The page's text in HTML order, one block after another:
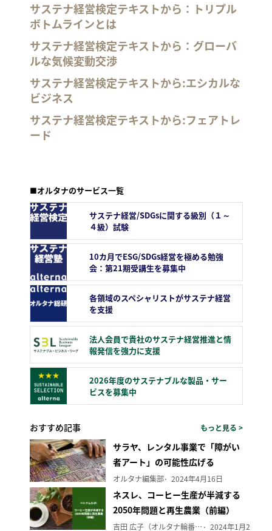
サステナ経営検定テキストから：トリプル
ボトムラインとは
サステナ経営検定テキストから：グローバ
ルな気候変動交渉
サステナ経営検定テキストから:エシカルな
ビジネス
サステナ経営検定テキストから:フェアトレ
ード
■オルタナのサービス一覧
サステナ経営/SDGsに関する級別（１～
４級）試験
10カ月でESG/SDGs経営を極める勉強
会：第21期受講生を募集中
各領域のスペシャリストがサステナ経営
を支援
法人会員で貴社のサステナ経営推進と情
報発信を強力に支援
2026年度のサステナブルな製品・サー
ビスを募集中
おすすめ記事 もっと見る >
サラヤ、レンタル事業で「障がい
者アート」の可能性広げる
オルタナ編集部 2024年4月16日
ネスレ、コーヒー生産が半減する
2050年問題と再生農業（前編）
吉田 広子（オルタナ輪番編集長） 2024年1月29日